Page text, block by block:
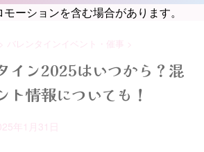
ーションを含む場合があります。
> バレンタインイベント・催事 >
イン2025はいつから？混
ト情報についても！
年1月31日